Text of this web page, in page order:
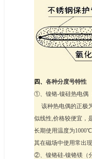
四、 各种分度号特性
①、镍铬-镍硅热电偶
该种热电偶的正极
似线性,价格较便宜，
长期使用温度为
其在磁场中使用常出
②、镍铬硅-镍铬镁（